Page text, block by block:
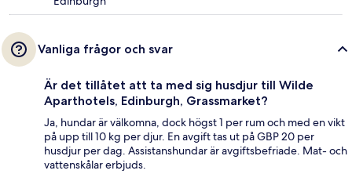
Vanliga frågor och svar
Är det tillåtet att ta med sig husdjur till Wilde
Aparthotels, Edinburgh, Grassmarket?
Ja, hundar är välkomna, dock högst 1 per rum och med en vikt
på upp till 10 kg per djur. En avgift tas ut på GBP 20 per
husdjur per dag. Assistanshundar är avgiftsbefriade. Mat- och
vattenskålar erbjuds.